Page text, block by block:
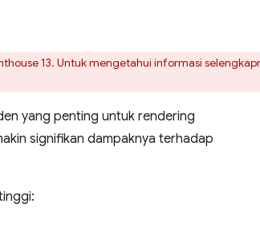
13. Untuk mengetahui informasi
yang penting untuk rendering
signifikan dampaknya terhadap